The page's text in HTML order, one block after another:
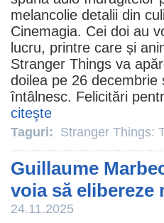
melancolie detalii din
Cinemagia. Cei doi au
lucru, printre care și
Stranger Things va
doilea pe 26
întâlnesc. Felicitări
citeşte
Taguri: Stranger Things:
Guillaume
voia să elibereze
24.11.2025